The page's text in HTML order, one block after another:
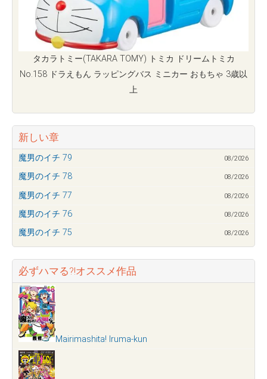
タカラトミー(TAKARA TOMY) トミカ ドリームトミカ
No.158 ドラえもん ラッピングバス ミニカー おもちゃ 3歳以
上
新しい章
魔男のイチ 79 08/2026
魔男のイチ 78 08/2026
魔男のイチ 77 08/2026
魔男のイチ 76 08/2026
魔男のイチ 75 08/2026
必ずハマる?!オススメ作品
Mairimashita! Iruma-kun